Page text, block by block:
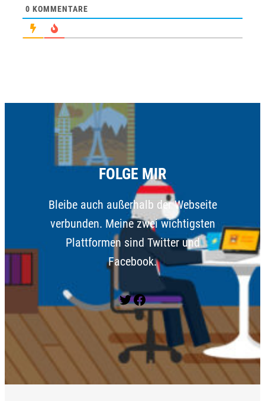
0 KOMMENTARE
FOLGE MIR
Bleibe auch außerhalb der Webseite
verbunden. Meine zwei wichtigsten
Plattformen sind Twitter und
Facebook.
Twitter
Facebook